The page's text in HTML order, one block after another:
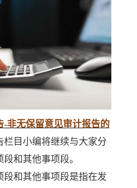
-非无保留意见审计报告的
栏目小编将继续与大家分
和其他事项段。
段和其他事项段是指在发